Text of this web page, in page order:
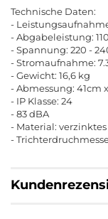
Technische Daten:
-
- Abgabeleistung:
- Spannung: 220 -
- Stromaufnahme:
- Gewicht: 16,6 kg
- Abmessung: 41cm
- IP Klasse: 24
- 83 dBA
- Material:
-